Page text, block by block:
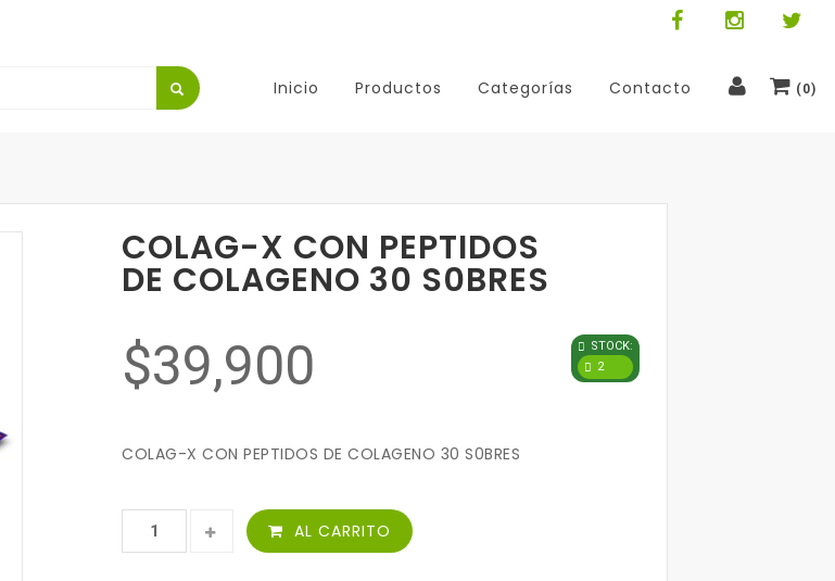
Inicio Productos Categorías Contacto ( 0)
COLAG-X CON PEPTIDOS
DE COLAGENO 30 S0BRES
$39,900
STOCK:
2
COLAG-X CON PEPTIDOS DE COLAGENO 30 S0BRES
AL CARRITO